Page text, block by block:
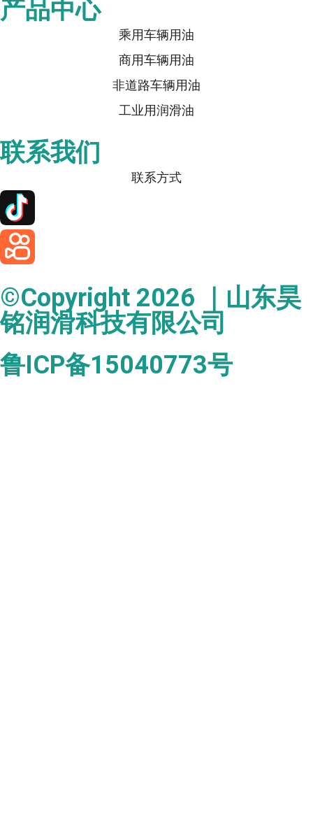
产品中心
乘用车辆用油
商用车辆用油
非道路车辆用油
工业用润滑油
联系我们
联系方式
©Copyright 2026 ｜山东昊
铭润滑科技有限公司
鲁ICP备15040773号